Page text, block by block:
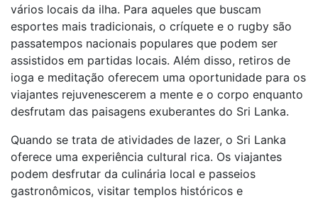
vários locais da ilha. Para aqueles que buscam
esportes mais tradicionais, o críquete e o rugby são
passatempos nacionais populares que podem ser
assistidos em partidas locais. Além disso, retiros de
ioga e meditação oferecem uma oportunidade para os
viajantes rejuvenescerem a mente e o corpo enquanto
desfrutam das paisagens exuberantes do Sri Lanka.
Quando se trata de atividades de lazer, o Sri Lanka
oferece uma experiência cultural rica. Os viajantes
podem desfrutar da culinária local e passeios
gastronômicos, visitar templos históricos e